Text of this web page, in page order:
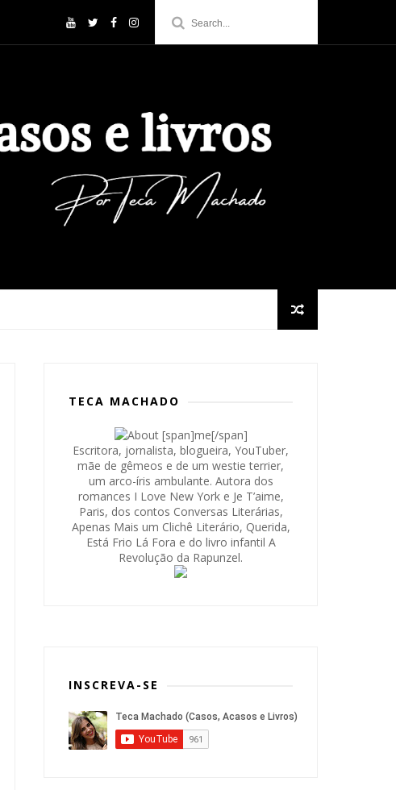
TECA MACHADO
Escritora, jornalista, blogueira, YouTuber,
mãe de gêmeos e de um westie terrier,
um arco-íris ambulante. Autora dos
romances I Love New York e Je T’aime,
Paris, dos contos Conversas Literárias,
Apenas Mais um Clichê Literário, Querida,
Está Frio Lá Fora e do livro infantil A
Revolução da Rapunzel.
INSCREVA-SE